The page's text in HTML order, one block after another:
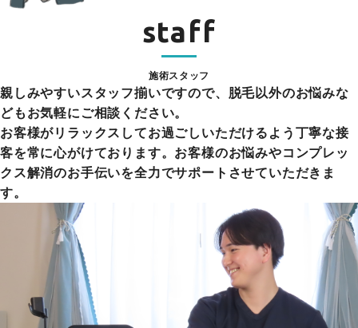
staff
施術スタッフ
親しみやすいスタッフ揃いですので、脱毛以外のお悩みな
どもお気軽にご相談ください。
お客様がリラックスしてお過ごしいただけるよう丁寧な接
客を常に心がけております。お客様のお悩みやコンプレッ
クス解消のお手伝いを全力でサポートさせていただきま
す。